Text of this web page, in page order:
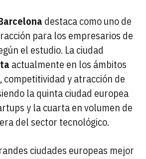
destaca como uno de
para los empresarios de
el estudio. La ciudad
actualmente en los ámbitos
, competitividad y atracción de
la quinta ciudad europea
y la cuarta en volumen de
del sector tecnológico.
ciudades europeas mejor